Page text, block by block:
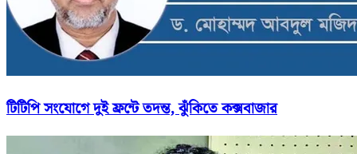
টিটিপি সংযোগে দুই ফ্রন্টে তদন্ত, ঝুঁকিতে কক্সবাজার